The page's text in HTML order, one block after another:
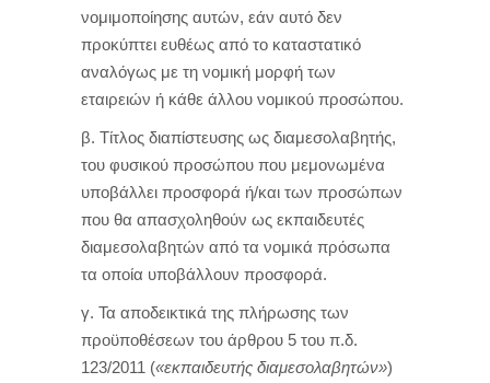
νομιμοποίησης αυτών, εάν αυτό δεν
προκύπτει ευθέως από το καταστατικό
αναλόγως με τη νομική μορφή των
εταιρειών ή κάθε άλλου νομικού προσώπου.
β. Τίτλος διαπίστευσης ως διαμεσολαβητής,
του φυσικού προσώπου που μεμονωμένα
υποβάλλει προσφορά ή/και των προσώπων
που θα απασχοληθούν ως εκπαιδευτές
διαμεσολαβητών από τα νομικά πρόσωπα
τα οποία υποβάλλουν προσφορά.
γ. Τα αποδεικτικά της πλήρωσης των
προϋποθέσεων του άρθρου 5 του π.δ.
123/2011 («εκπαιδευτής διαμεσολαβητών»)